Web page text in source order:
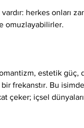
herkes onları
omuzlayabilirler.
estetik güç,
frekanstır. Bu
çeker; içsel